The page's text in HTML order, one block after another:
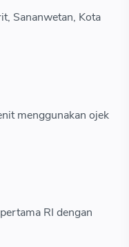
Sananwetan, Kota
menggunakan ojek
RI dengan